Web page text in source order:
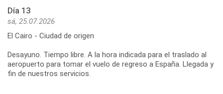
Día 13
sá, 25.07.2026
El Cairo - Ciudad de origen
Desayuno. Tiempo libre. A la hora indicada para el traslado al
aeropuerto para tomar el vuelo de regreso a España. Llegada y
fin de nuestros servicios.